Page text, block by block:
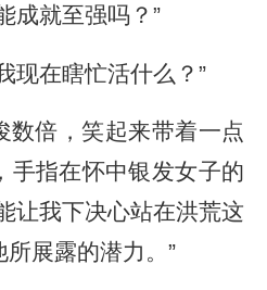
成就至强吗？”
现在瞎忙活什么？”
数倍，笑起来带着一点
手指在怀中银发女子的
让我下决心站在洪荒这
展露的潜力。”